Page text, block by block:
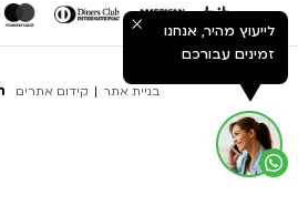
בניית אתר קידום אתרים
לייעוץ מהיר, אנחנו
זמינים עבורכם